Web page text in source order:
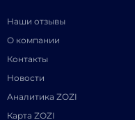
Наши отзывы
О компании
Контакты
Новости
Аналитика ZOZI
Карта ZOZI